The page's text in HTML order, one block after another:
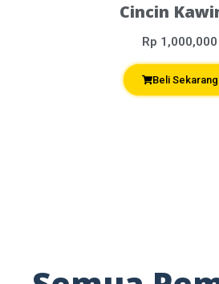
Cincin
Rp 1,000,000
Beli Sekarang